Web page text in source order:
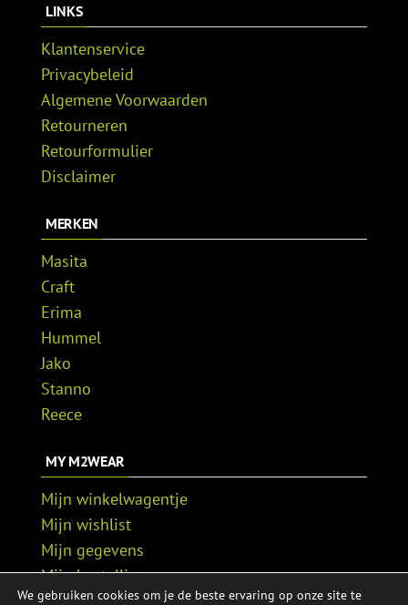
LINKS
Klantenservice
Privacybeleid
Algemene Voorwaarden
Retourneren
Retourformulier
Disclaimer
MERKEN
Masita
Craft
Erima
Hummel
Jako
Stanno
Reece
MY M2WEAR
Mijn winkelwagentje
Mijn wishlist
Mijn gegevens
Mijn bestellingen
We gebruiken cookies om je de beste ervaring op onze site te